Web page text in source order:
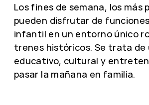
Los fines de semana, los más
pueden disfrutar de
infantil en un entorno único
trenes históricos. Se trata de
educativo, cultural y
pasar la mañana en familia.